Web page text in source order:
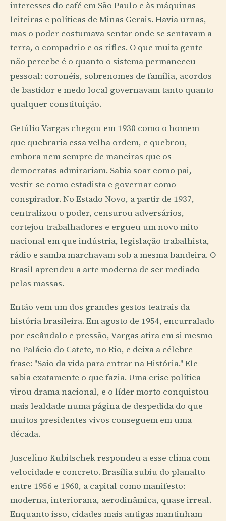
interesses do café em São Paulo e às máquinas
leiteiras e políticas de Minas Gerais. Havia urnas,
mas o poder costumava sentar onde se sentavam a
terra, o compadrio e os rifles. O que muita gente
não percebe é o quanto o sistema permaneceu
pessoal: coronéis, sobrenomes de família, acordos
de bastidor e medo local governavam tanto quanto
qualquer constituição.
Getúlio Vargas chegou em 1930 como o homem
que quebraria essa velha ordem, e quebrou,
embora nem sempre de maneiras que os
democratas admirariam. Sabia soar como pai,
vestir-se como estadista e governar como
conspirador. No Estado Novo, a partir de 1937,
centralizou o poder, censurou adversários,
cortejou trabalhadores e ergueu um novo mito
nacional em que indústria, legislação trabalhista,
rádio e samba marchavam sob a mesma bandeira. O
Brasil aprendeu a arte moderna de ser mediado
pelas massas.
Então vem um dos grandes gestos teatrais da
história brasileira. Em agosto de 1954, encurralado
por escândalo e pressão, Vargas atira em si mesmo
no Palácio do Catete, no Rio, e deixa a célebre
frase: "Saio da vida para entrar na História." Ele
sabia exatamente o que fazia. Uma crise política
virou drama nacional, e o líder morto conquistou
mais lealdade numa página de despedida do que
muitos presidentes vivos conseguem em uma
década.
Juscelino Kubitschek respondeu a esse clima com
velocidade e concreto. Brasília subiu do planalto
entre 1956 e 1960, a capital como manifesto:
moderna, interiorana, aerodinâmica, quase irreal.
Enquanto isso, cidades mais antigas mantinham